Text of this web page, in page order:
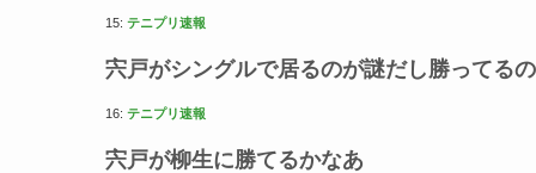
15: テニプリ速報
宍戸がシングルで居るのが謎だし勝ってる
16: テニプリ速報
宍戸が柳生に勝てるかなあ